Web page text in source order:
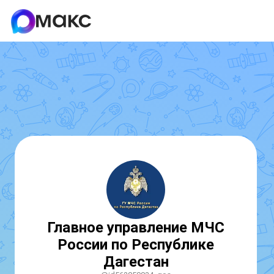
Главное управление МЧС
России по Республике
Дагестан